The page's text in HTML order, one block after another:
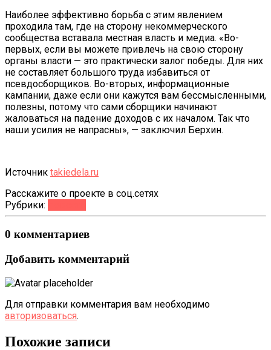
Наиболее эффективно борьба с этим явлением
проходила там, где на сторону некоммерческого
сообщества вставала местная власть и медиа. «Во-
первых, если вы можете привлечь на свою сторону
органы власти — это практически залог победы. Для них
не составляет большого труда избавиться от
псевдосборщиков. Во-вторых, информационные
кампании, даже если они кажутся вам бессмысленными,
полезны, потому что сами сборщики начинают
жаловаться на падение доходов с их началом. Так что
наши усилия не напрасны», — заключил Берхин.
Источник takiedela.ru
Расскажите о проекте в соц.сетях
Рубрики:
0 комментариев
Добавить комментарий
Для отправки комментария вам необходимо
авторизоваться.
Похожие записи